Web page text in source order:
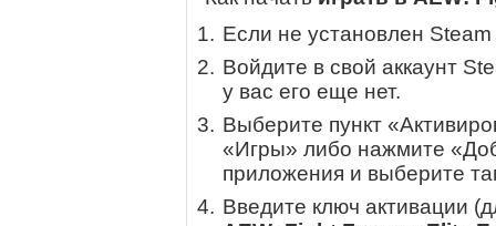
Если не установлен
Войдите в свой аккаунт
у вас его еще нет.
Выберите пункт
«Игры» либо нажмите
приложения и выберите
Введите ключ активации